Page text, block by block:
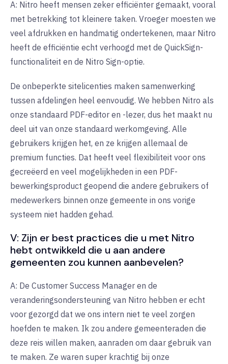
A: Nitro heeft mensen zeker efficiënter gemaakt, vooral
met betrekking tot kleinere taken. Vroeger moesten we
veel afdrukken en handmatig ondertekenen, maar Nitro
heeft de efficiëntie echt verhoogd met de QuickSign-
functionaliteit en de Nitro Sign-optie.
De onbeperkte sitelicenties maken samenwerking
tussen afdelingen heel eenvoudig. We hebben Nitro als
onze standaard PDF-editor en -lezer, dus het maakt nu
deel uit van onze standaard werkomgeving. Alle
gebruikers krijgen het, en ze krijgen allemaal de
premium functies. Dat heeft veel flexibiliteit voor ons
gecreëerd en veel mogelijkheden in een PDF-
bewerkingsproduct geopend die andere gebruikers of
medewerkers binnen onze gemeente in ons vorige
systeem niet hadden gehad.
V: Zijn er best practices die u met Nitro
hebt ontwikkeld die u aan andere
gemeenten zou kunnen aanbevelen?
A: De Customer Success Manager en de
veranderingsondersteuning van Nitro hebben er echt
voor gezorgd dat we ons intern niet te veel zorgen
hoefden te maken. Ik zou andere gemeenteraden die
deze reis willen maken, aanraden om daar gebruik van
te maken. Ze waren super krachtig bij onze